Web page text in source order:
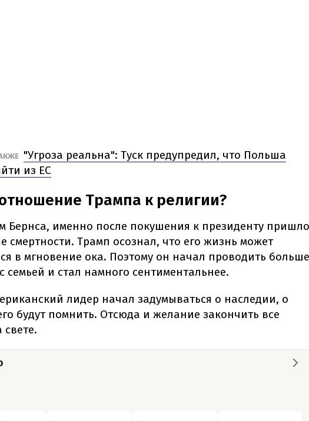
"Угроза реальна": Туск предупредил, что Польша
из ЕС
Трампа к религии?
Бернса, именно после покушения к президенту пришло
смертности. Трамп осознал, что его жизнь может
в мгновение ока. Поэтому он начал проводить больше
семьей и стал намного сентиментальнее.
лидер начал задумываться о наследии, о
будут помнить. Отсюда и желание закончить все